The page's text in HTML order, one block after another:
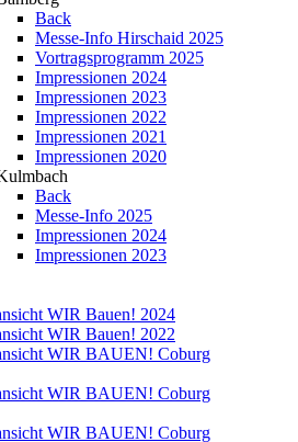
Back
Messe-Info Hirschaid 2025
Vortragsprogramm 2025
Impressionen 2024
Impressionen 2023
Impressionen 2022
Impressionen 2021
Impressionen 2020
Back
Messe-Info 2025
Impressionen 2024
Impressionen 2023
WIR Bauen! 2024
WIR Bauen! 2022
WIR BAUEN! Coburg
WIR BAUEN! Coburg
WIR BAUEN! Coburg